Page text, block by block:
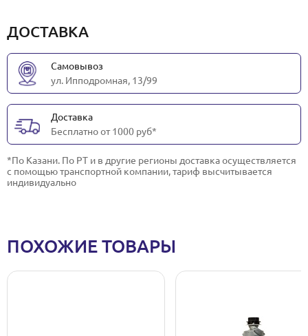
ДОСТАВКА
Самовывоз
ул. Ипподромная, 13/99
Доставка
Бесплатно от 1000 руб*
*По Казани. По РТ и в другие регионы доставка осуществляется
с помощью транспортной компании, тариф высчитывается
индивидуально
ПОХОЖИЕ ТОВАРЫ